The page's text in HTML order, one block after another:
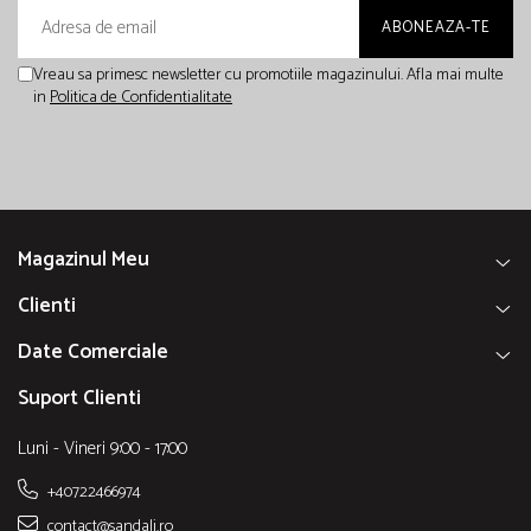
Vreau sa primesc newsletter cu promotiile magazinului. Afla mai multe
inPolitica de Confidentialitate
Magazinul Meu
Clienti
Date Comerciale
Suport Clienti
Luni - Vineri 9:00 - 17:00
+40722466974